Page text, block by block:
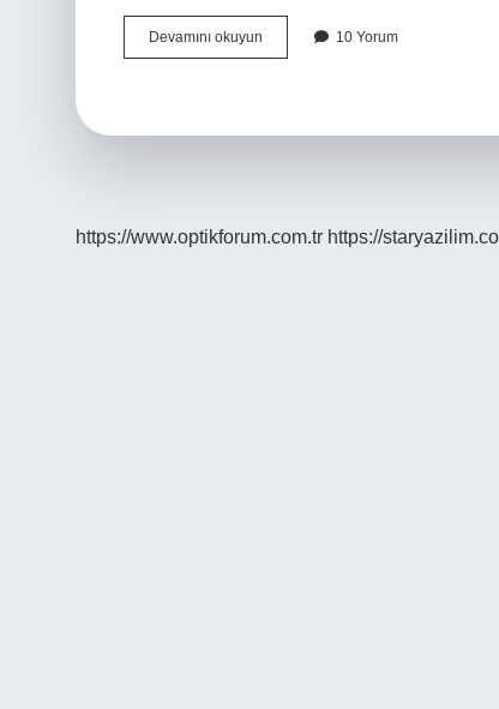
Devamını okuyun Bulmaca
halk
10 Yorum
https://www.optikforum.com.tr https://